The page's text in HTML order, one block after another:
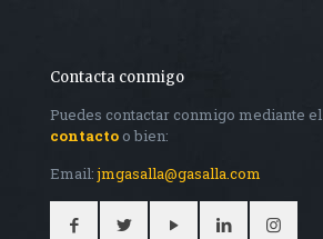
Contacta conmigo
Puedes contactar conmigo mediante el
contacto o bien:
Email:jmgasalla@gasalla.com